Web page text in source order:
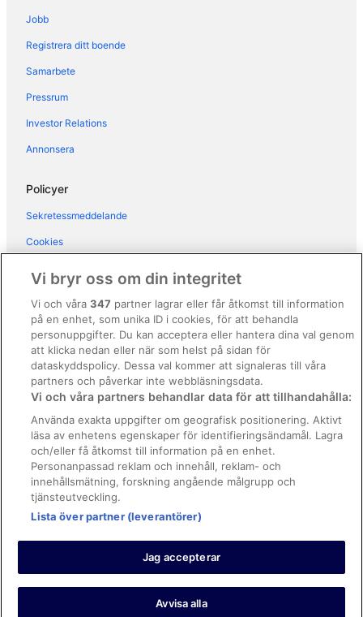
Jobb
Registrera ditt boende
Samarbete
Pressrum
Investor Relations
Annonsera
Policyer
Sekretessmeddelande
Cookies
Regler och villkor för Vrbo
Tillgänglighetsanpassning
Juridisk information/Kontakta oss
Riktlinjer för innehåll och anmäla innehåll
Hjälp
Kontakta oss
Avboka eller ändra din bokning
Boka ett flyg med flygbolagskredit
Återbetalningsprocess och tidslinjer
© 2026 Expedia, Inc., ett företag inom Expedia Group.
https://www.expediagroup.com/ Med ensamrätt. MrJet är ett
varumärke eller registrerat varumärke som tillhör Expedia, Inc.
Vi bryr oss om din integritet
Vi och våra347 partner lagrar eller får åtkomst till information
på en enhet, som unika ID i cookies, för att behandla
personuppgifter. Du kan acceptera eller hantera dina val genom
att klicka nedan eller när som helst på sidan för
dataskyddspolicy. Dessa val kommer att signaleras till våra
partners och påverkar inte webbläsningsdata.
Vi och våra partners behandlar data för att tillhandahålla:
Använda exakta uppgifter om geografisk positionering. Aktivt
läsa av enhetens egenskaper för identifieringsändamål. Lagra
och/eller få åtkomst till information på en enhet.
Personanpassad reklam och innehåll, reklam- och
innehållsmätning, forskning angående målgrupp och
tjänsteutveckling.
Lista över partner (leverantörer)
Jag accepterar
Avvisa alla